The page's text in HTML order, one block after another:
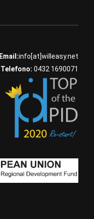
Email:info[at]willeasy.net
Telefono: 0432 1690071